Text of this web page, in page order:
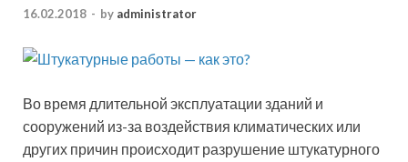
16.02.2018 - by administrator
Во время длительной эксплуатации зданий и
сооружений из-за воздействия климатических или
других причин происходит разрушение штукатурного